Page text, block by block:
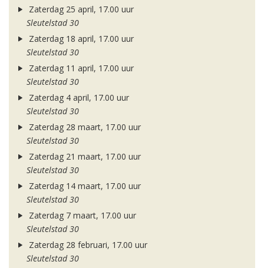
Zaterdag 25 april, 17.00 uur
Sleutelstad 30
Zaterdag 18 april, 17.00 uur
Sleutelstad 30
Zaterdag 11 april, 17.00 uur
Sleutelstad 30
Zaterdag 4 april, 17.00 uur
Sleutelstad 30
Zaterdag 28 maart, 17.00 uur
Sleutelstad 30
Zaterdag 21 maart, 17.00 uur
Sleutelstad 30
Zaterdag 14 maart, 17.00 uur
Sleutelstad 30
Zaterdag 7 maart, 17.00 uur
Sleutelstad 30
Zaterdag 28 februari, 17.00 uur
Sleutelstad 30